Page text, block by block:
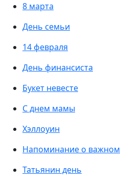
8 марта
День семьи
14 февраля
День финансиста
Букет невесте
С днем мамы
Хэллоуин
Напоминание о важном
Татьянин день